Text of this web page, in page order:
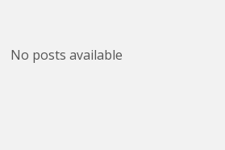
No posts available